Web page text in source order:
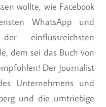
wollte, wie Facebook
WhatsApp und
einflussreichsten
dem sei das Buch von
Der Journalist
Unternehmens und
und die umtriebige